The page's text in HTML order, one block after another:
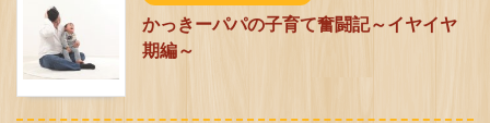
かっきーパパの子育て奮闘記～イヤイヤ
期編～